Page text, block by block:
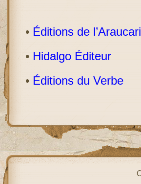
• Éditions de
• Hidalgo Éditeur
• Éditions du Verbe